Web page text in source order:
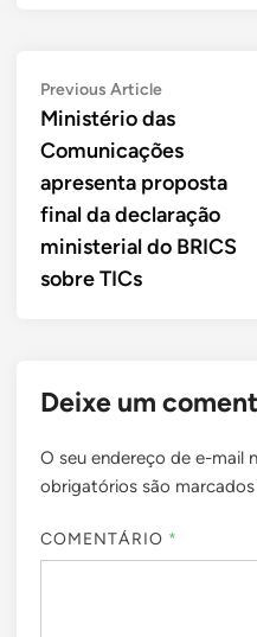
Navegação
de
Post
Previous ArticlePrevious
article:
Ministério das
Comunicações
apresenta proposta
final da declaração
ministerial do BRICS
sobre TICs
Deixe um
O seu endereço de e-mail
obrigatórios são
COMENTÁRIO *